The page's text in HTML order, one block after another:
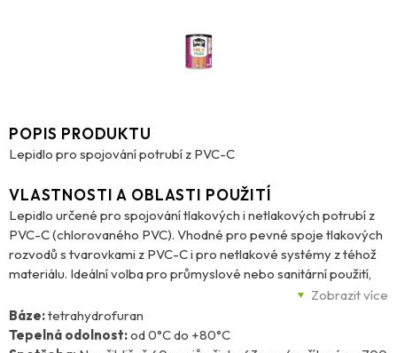
POPIS PRODUKTU
Lepidlo pro spojování potrubí z PVC-C
Zobrazit více
VLASTNOSTI A OBLASTI POUŽITÍ
Lepidlo určené pro spojování tlakových i netlakových potrubí z
PVC-C (chlorovaného PVC). Vhodné pro pevné spoje tlakových
rozvodů s tvarovkami z PVC-C i pro netlakové systémy z téhož
materiálu. Ideální volba pro průmyslové nebo sanitární použití,
především tam, kde dochází k přenosu agresivních médií nebo
působí vyšší teploty. Vyznačuje se výbornými mechanickými
vlastnostmi i při vysokých teplotách, skvělou chemickou
Báze:tetrahydrofuran
Tepelná odolnost:od 0°C do +80°C